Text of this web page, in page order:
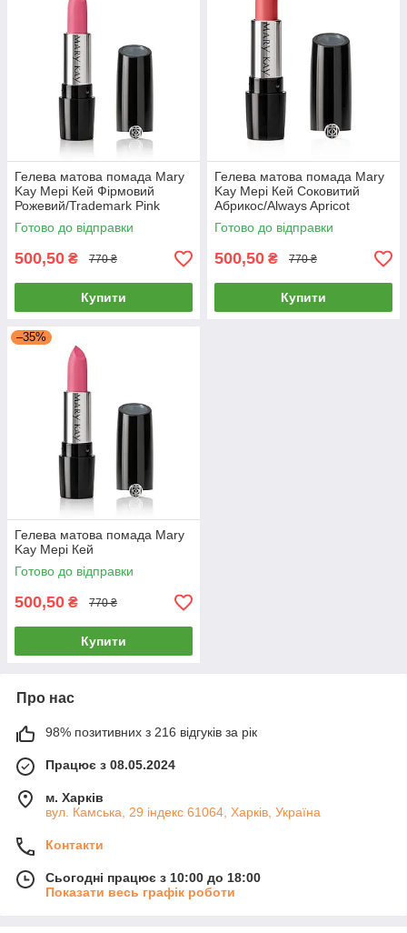
Гелева матова помада Mary
Kay Мері Кей Фірмовий
Рожевий/Trademark Pink
(Напівматовий)
Готово до відправки
500,50 ₴ 770 ₴
Купити
Гелева матова помада Mary
Kay Мері Кей Соковитий
Абрикос/Always Apricot
(Напівматовий)
Готово до відправки
500,50 ₴ 770 ₴
Купити
–35%
Гелева матова помада Mary
Kay Мері Кей
Готово до відправки
500,50 ₴ 770 ₴
Купити
Про нас
98% позитивних з 216 відгуків за рік
Працює з 08.05.2024
м. Харків
вул. Камська, 29 індекс 61064, Харків, Україна
Контакти
Сьогодні працює з 10:00 до 18:00
Показати весь графік роботи